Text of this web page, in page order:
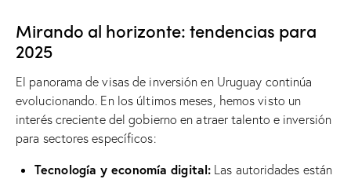
Mirando al horizonte: tendencias para
2025
El panorama de visas de inversión en Uruguay continúa
evolucionando. En los últimos meses, hemos visto un
interés creciente del gobierno en atraer talento e inversión
para sectores específicos:
Tecnología y economía digital: Las autoridades están